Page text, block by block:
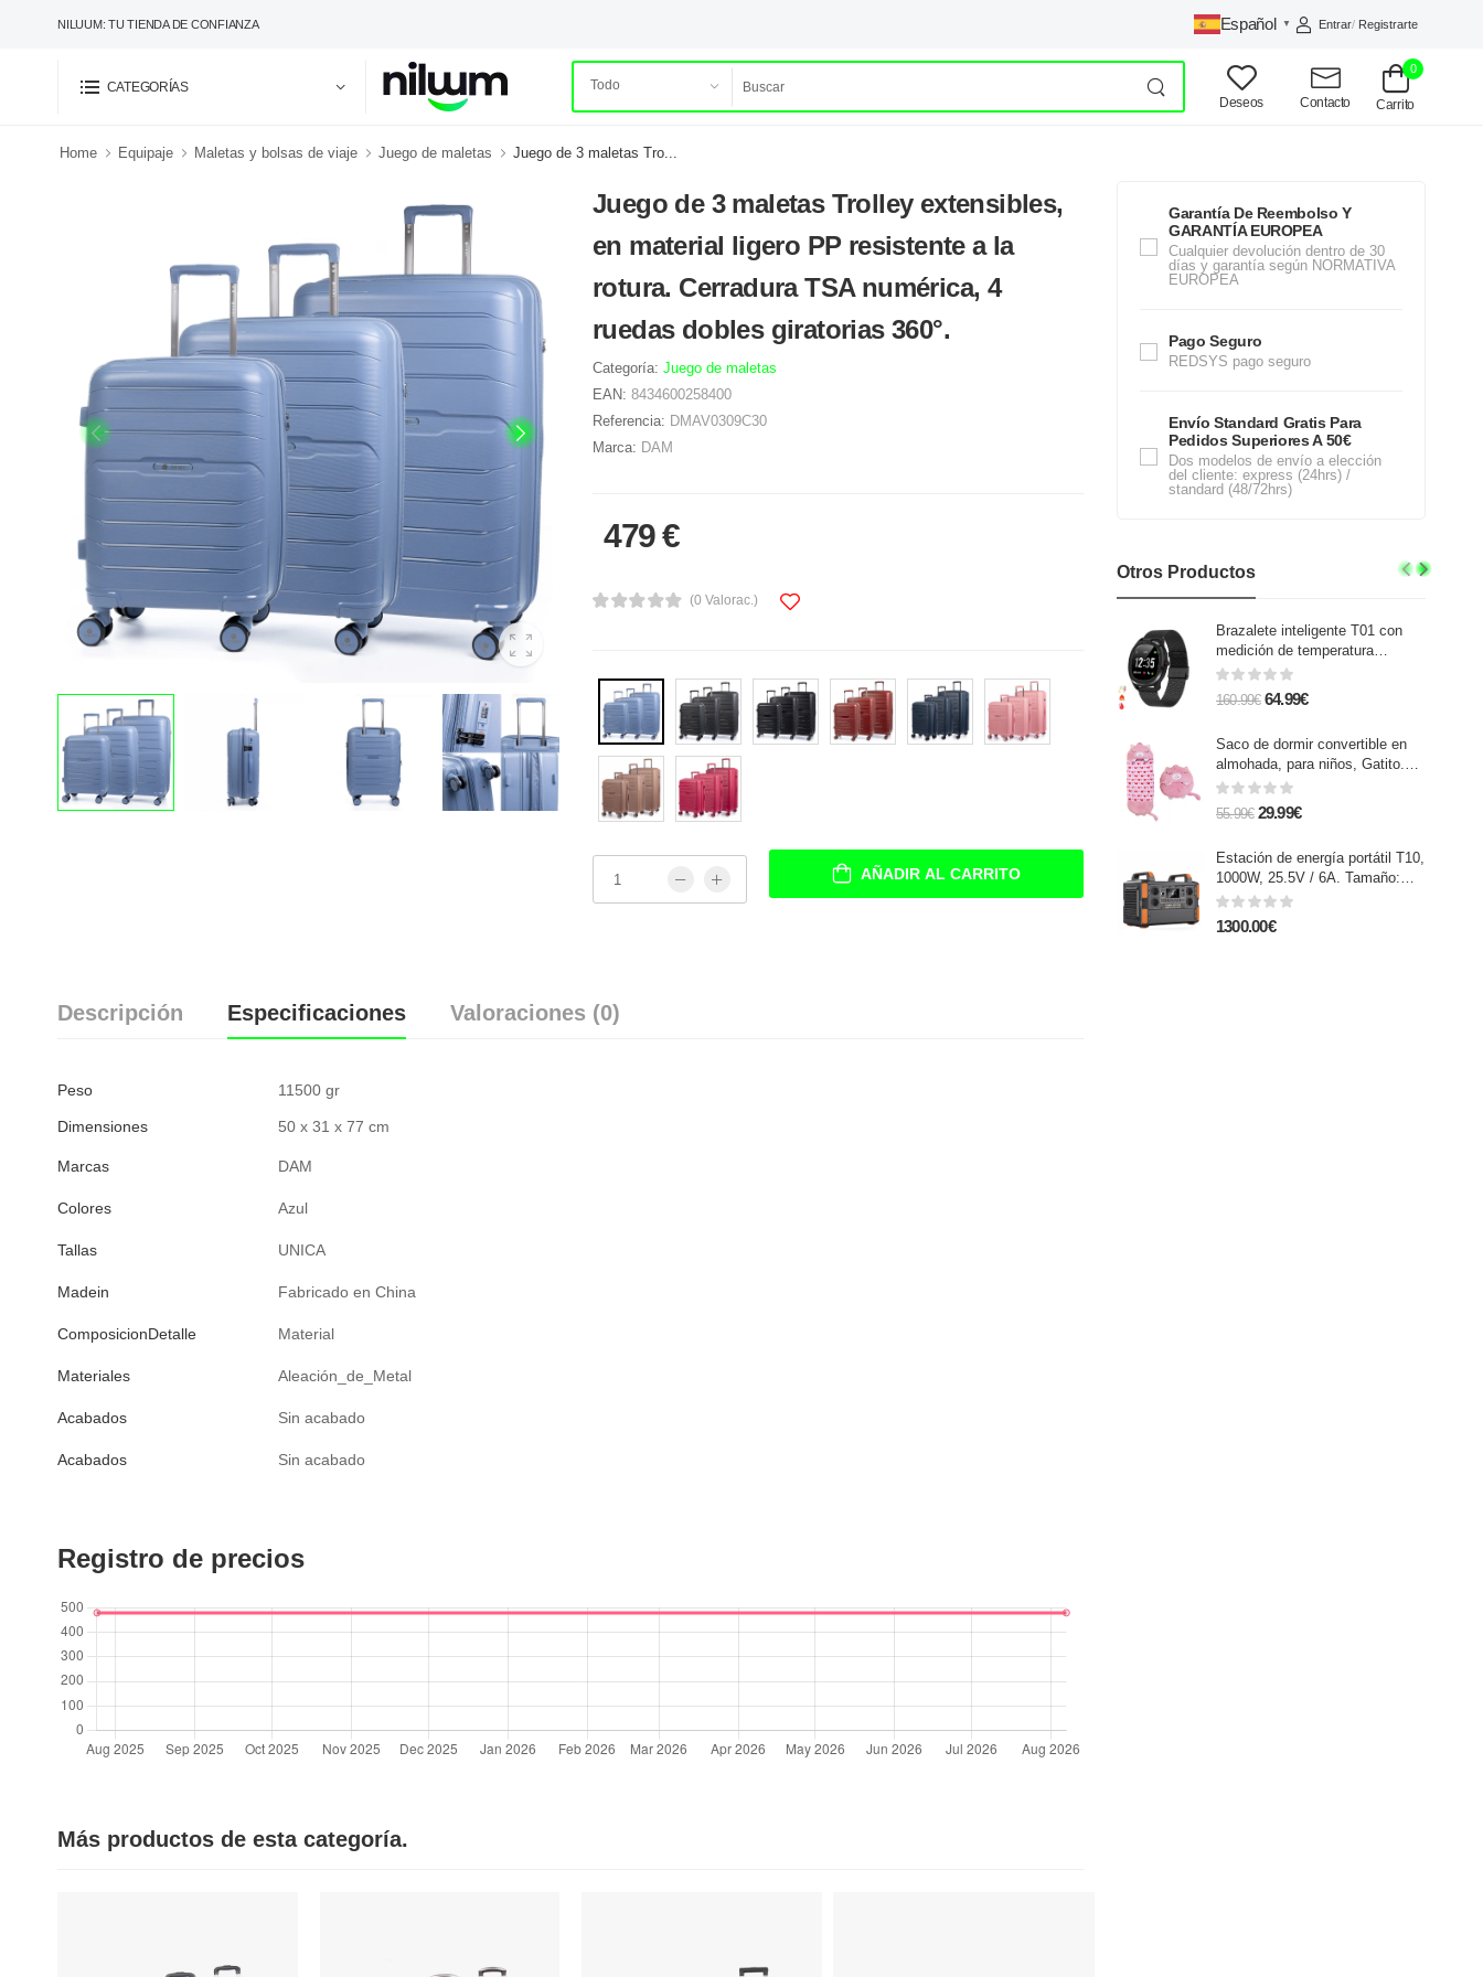
NILUUM: TU TIENDA DE CONFIANZA Español ▼ Entrar/ Registrarte
CATEGORÍAS
Deseos
Contacto
0
Carrito
Home Equipaje Maletas y bolsas de viaje Juego de maletas Juego de 3 maletas Tro...
Juego de 3 maletas Trolley extensibles,
en material ligero PP resistente a la
rotura. Cerradura TSA numérica, 4
ruedas dobles giratorias 360°.
Categoría: Juego de maletas
EAN: 8434600258400
Referencia: DMAV0309C30
Marca: DAM
479 €
(0 Valorac.)
AÑADIR AL CARRITO
Descripción Especificaciones Valoraciones (0)
Peso 11500 gr
Dimensiones 50 x 31 x 77 cm
Marcas DAM
Colores Azul
Tallas UNICA
Madein Fabricado en China
ComposicionDetalle Material
Materiales Aleación_de_Metal
Acabados Sin acabado
Acabados Sin acabado
Registro de precios
Más productos de esta categoría.
Garantía De Reembolso Y
GARANTÍA EUROPEA
Cualquier devolución dentro de 30
días y garantía según NORMATIVA
EUROPEA
Pago Seguro
REDSYS pago seguro
Envío Standard Gratis Para
Pedidos Superiores A 50€
Dos modelos de envío a elección
del cliente: express (24hrs) /
standard (48/72hrs)
Otros Productos
Brazalete inteligente T01 con
medición de temperatura
corporal, tensión y O2 en sangre
160.99€ 64.99€
Saco de dormir convertible en
almohada, para niños, Gatito.
Tacto peluche. Pequeño / S:
135x50cm.
55.99€ 29.99€
Estación de energía portátil T10,
1000W, 25.5V / 6A. Tamaño:
39.4x21.3x31 cm; 16,5kg.
1300.00€